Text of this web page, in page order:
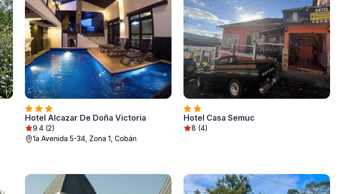
Hotel Alcazar De Doña Victoria
9.4 (2)
1a Avenida 5-34, Zona 1, Cobán
Hotel Casa Semuc
8 (4)